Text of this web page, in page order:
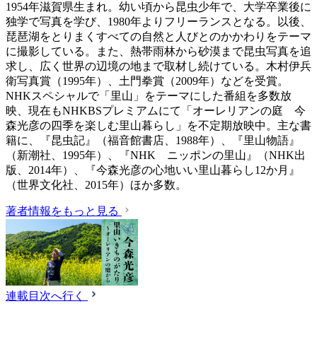
1954年滋賀県生まれ。幼い頃から昆虫少年で、大学卒業後に
独学で写真を学び、1980年よりフリーランスとなる。以後、
琵琶湖をとりまくすべての自然と人びとのかかわりをテーマ
に撮影している。また、熱帯雨林から砂漠まで昆虫写真を追
求し、広く世界の辺境の地まで取材し続けている。木村伊兵
衛写真賞（1995年）、土門拳賞（2009年）などを受賞。
NHKスペシャルで「里山」をテーマにした番組を多数放
映、現在もNHKBSプレミアムにて「オーレリアンの庭 今
森光彦の四季を楽しむ里山暮らし」を不定期放映中。主な書
籍に、『昆虫記』（福音館書店、1988年）、『里山物語』
（新潮社、1995年）、『NHK ニッポンの里山』（NHK出
版、2014年）、『今森光彦の心地いい里山暮らし12か月』
（世界文化社、2015年）ほか多数。
著者情報をもっと見る
連載目次へ行く